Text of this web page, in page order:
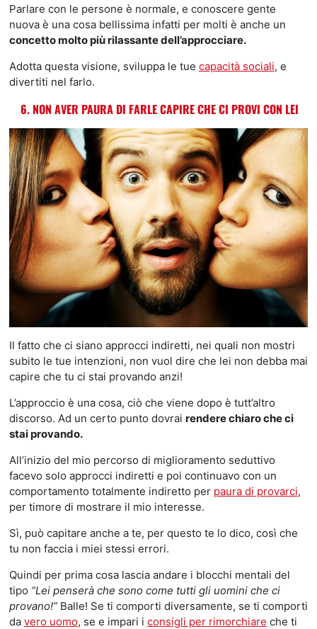
Parlare con le persone è normale, e conoscere gente
nuova è una cosa bellissima infatti per molti è anche un
concetto molto più rilassante dell’approcciare.
Adotta questa visione, sviluppa le tue capacità sociali, e
divertiti nel farlo.
6. NON AVER PAURA DI FARLE CAPIRE CHE CI PROVI CON LEI
Il fatto che ci siano approcci indiretti, nei quali non mostri
subito le tue intenzioni, non vuol dire che lei non debba mai
capire che tu ci stai provando anzi!
L’approccio è una cosa, ciò che viene dopo è tutt’altro
discorso. Ad un certo punto dovrai rendere chiaro che ci
stai provando.
All’inizio del mio percorso di miglioramento seduttivo
facevo solo approcci indiretti e poi continuavo con un
comportamento totalmente indiretto per paura di provarci,
per timore di mostrare il mio interesse.
Sì, può capitare anche a te, per questo te lo dico, così che
tu non faccia i miei stessi errori.
Quindi per prima cosa lascia andare i blocchi mentali del
tipo “Lei penserà che sono come tutti gli uomini che ci
provano!”Balle! Se ti comporti diversamente, se ti comporti
da vero uomo, se e impari i consigli per rimorchiare che ti